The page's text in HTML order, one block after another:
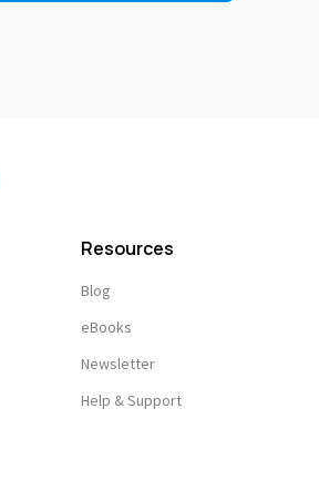
Resources
Blog
eBooks
Newsletter
Help & Support